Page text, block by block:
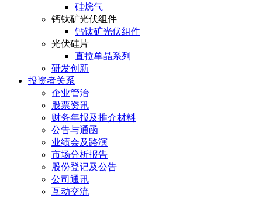
硅烷气
钙钛矿光伏组件
钙钛矿光伏组件
光伏硅片
直拉单晶系列
研发创新
投资者关系
企业管治
股票资讯
财务年报及推介材料
公告与通函
业绩会及路演
市场分析报告
股份登记及公告
公司通讯
互动交流